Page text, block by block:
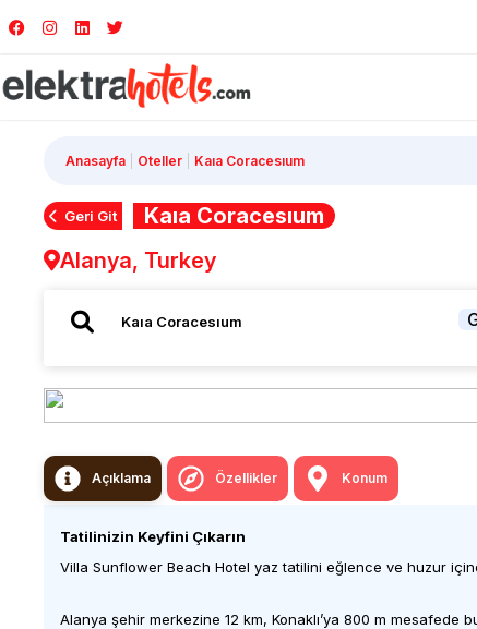
Anasayfa Oteller Kaıa Coracesıum
Geri Git
Kaıa Coracesıum
Alanya, Turkey
Açıklama Özellikler Konum
Tatilinizin Keyfini Çıkarın
Villa Sunflower Beach Hotel yaz tatilini eğlence ve huzur
Alanya şehir merkezine 12 km, Konaklı’ya 800 m mesafede